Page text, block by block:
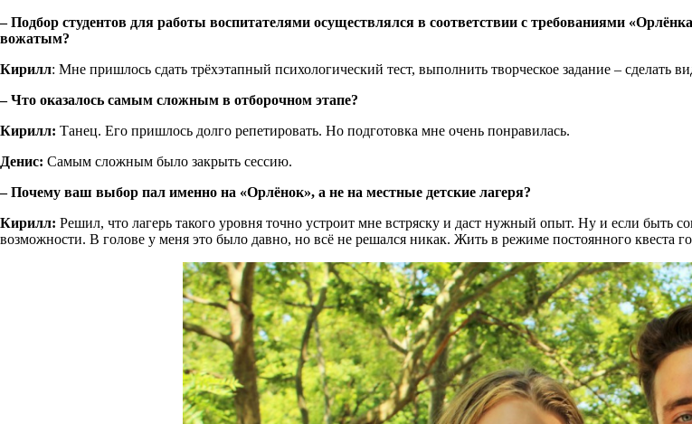
– Подбор студентов для работы воспитателями осуществлялся в соответствии с требованиями
вожатым?
Кирилл: Мне пришлось сдать трёхэтапный психологический тест, выполнить творческое задание – сделать
– Что оказалось самым сложным в отборочном этапе?
Кирилл: Танец. Его пришлось долго репетировать. Но подготовка мне очень понравилась.
Денис: Самым сложным было закрыть сессию.
– Почему ваш выбор пал именно на «Орлёнок», а не на местные детские лагеря?
Кирилл: Решил, что лагерь такого уровня точно устроит мне встряску и даст нужный опыт. Ну и если быть
возможности. В голове у меня это было давно, но всё не решался никак. Жить в режиме постоянного квеста